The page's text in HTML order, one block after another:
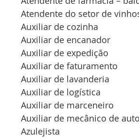
Atendente do setor de
Auxiliar de cozinha
Auxiliar de encanador
Auxiliar de expedição
Auxiliar de faturamento
Auxiliar de lavanderia
Auxiliar de logística
Auxiliar de marceneiro
Auxiliar de mecânico de
Azulejista